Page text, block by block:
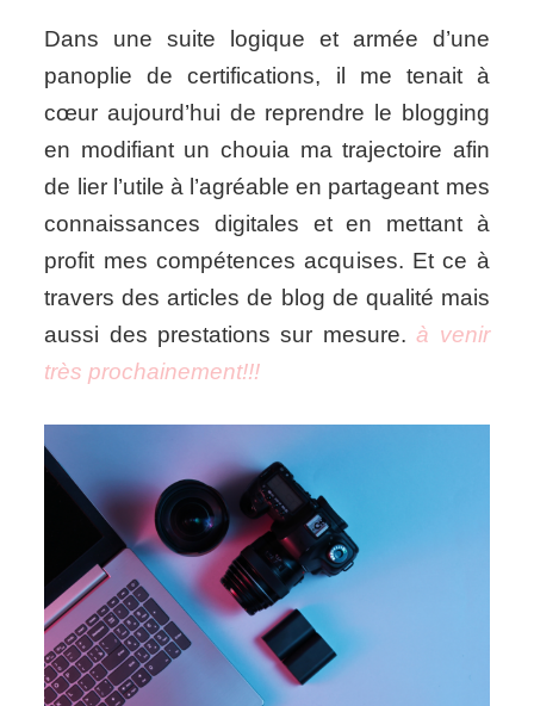
Dans une suite logique et armée d’une
panoplie de certifications, il me tenait à
cœur aujourd’hui de reprendre le blogging
en modifiant un chouia ma trajectoire afin
de lier l’utile à l’agréable en partageant mes
connaissances digitales et en mettant à
profit mes compétences acquises. Et ce à
travers des articles de blog de qualité mais
aussi des prestations sur mesure.à venir
très prochainement!!!